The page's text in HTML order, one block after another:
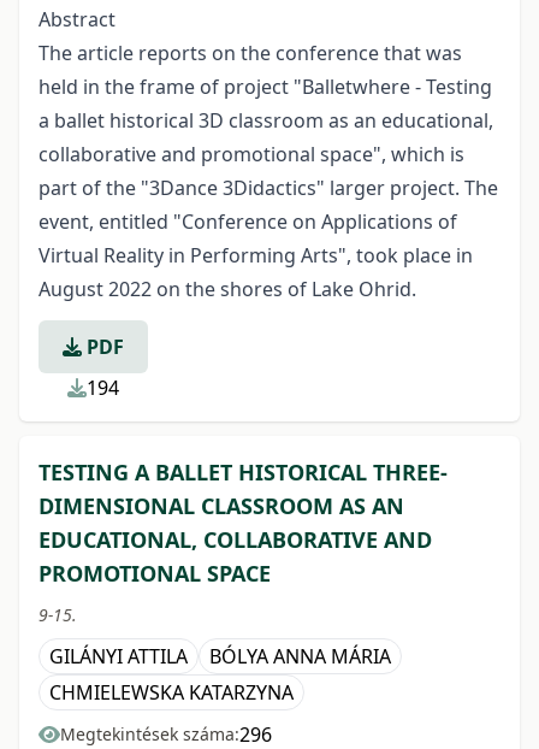
Abstract
The article reports on the conference that was
held in the frame of project "Balletwhere - Testing
a ballet historical 3D classroom as an educational,
collaborative and promotional space", which is
part of the "3Dance 3Didactics" larger project. The
event, entitled "Conference on Applications of
Virtual Reality in Performing Arts", took place in
August 2022 on the shores of Lake Ohrid.
PDF
194
TESTING A BALLET HISTORICAL THREE-
DIMENSIONAL CLASSROOM AS AN
EDUCATIONAL, COLLABORATIVE AND
PROMOTIONAL SPACE
9-15.
GILÁNYI ATTILA
BÓLYA ANNA MÁRIA
CHMIELEWSKA KATARZYNA
Megtekintések száma:296